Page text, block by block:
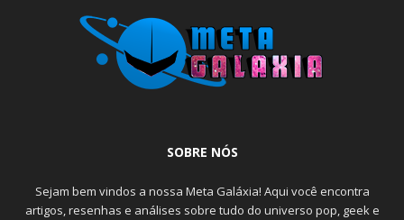
SOBRE NÓS
Sejam bem vindos a nossa Meta Galáxia! Aqui você encontra
artigos, resenhas e análises sobre tudo do universo pop, geek e